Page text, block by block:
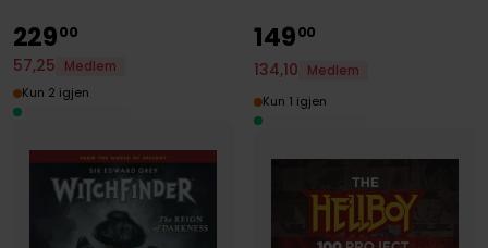
22900
57,25
Medlem
Kun 2 igjen
14900
134,10
Medlem
Kun 1 igjen